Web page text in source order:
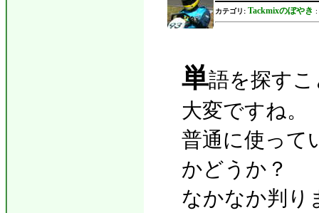
カテゴリ: Tackmixのぼやき :
単語を探す
大変ですね。
普通に使って
かどうか？
なかなか判り